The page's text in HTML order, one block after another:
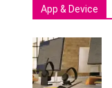
App & Device